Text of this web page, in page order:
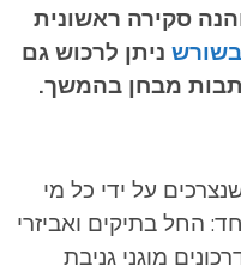
סקירה ראשונית
ניתן לרכוש גם
מבחן בהמשך.
על ידי כל מי
החל בתיקים ואביזרי
מוגני גניבת